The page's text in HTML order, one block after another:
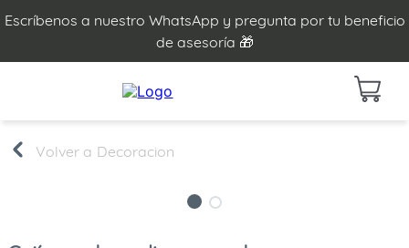
Escríbenos a nuestro WhatsApp y pregunta por tu beneficio
de asesoría 🎁
Decoracion